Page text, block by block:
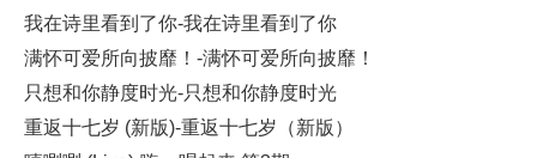
我在诗里看到了你-我在诗里看到了你
满怀可爱所向披靡！-满怀可爱所向披靡！
只想和你静度时光-只想和你静度时光
重返十七岁 (新版)-重返十七岁（新版）